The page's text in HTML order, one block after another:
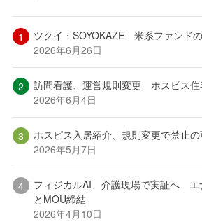
ツクイ・SOYOKAZE 米系ファンド
2026年6月26日
訪問看護、運営規則変更 ホスピス住
2026年6月4日
ホスピス入居紹介、規則変更で禁止
2026年5月7日
フィジカルAI、介護現場で実証へ エ
とMOU締結
2026年4月10日